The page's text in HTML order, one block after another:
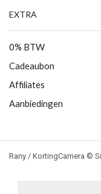
EXTRA
0% BTW
Cadeaubon
Affiliates
Aanbiedingen
Rany / KortingCamera ©